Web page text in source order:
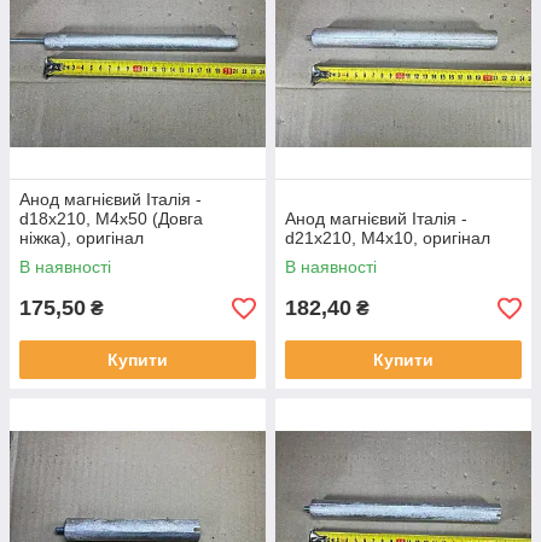
Анод магнієвий Італія -
d18x210, M4x50 (Довга
ніжка), оригінал
В наявності
175,50 ₴
Купити
Анод магнієвий Італія -
d21x210, M4x10, оригінал
В наявності
182,40 ₴
Купити